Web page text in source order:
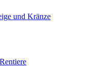
und Kränze